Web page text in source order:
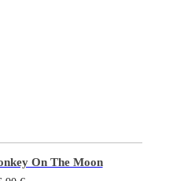
On The Moon